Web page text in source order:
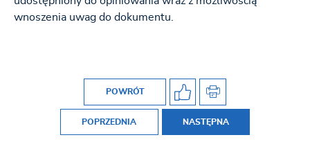
wnoszenia uwag do dokumentu.
POWRÓT
POPRZEDNIA NASTĘPNA